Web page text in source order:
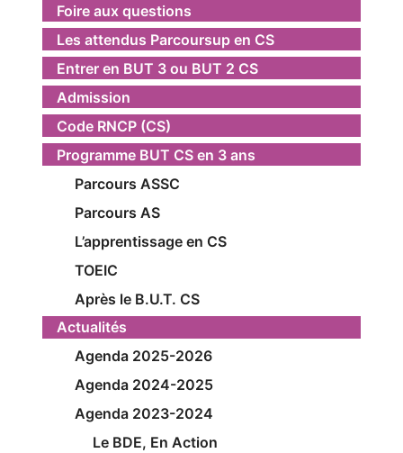
Foire aux questions
Les attendus Parcoursup en CS
Entrer en BUT 3 ou BUT 2 CS
Admission
Code RNCP (CS)
Programme BUT CS en 3 ans
Parcours ASSC
Parcours AS
L’apprentissage en CS
TOEIC
Après le B.U.T. CS
Actualités
Agenda 2025-2026
Agenda 2024-2025
Agenda 2023-2024
Le BDE, En Action